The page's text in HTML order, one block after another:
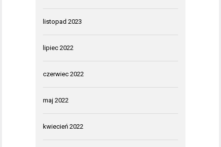
listopad 2023
lipiec 2022
czerwiec 2022
maj 2022
kwiecień 2022